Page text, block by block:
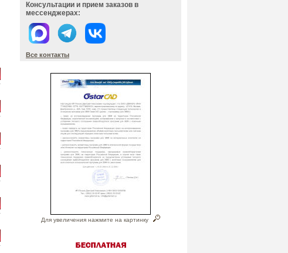
Консультации и прием заказов в
мессенджерах:
Все контакты
Для увеличения нажмите на картинку